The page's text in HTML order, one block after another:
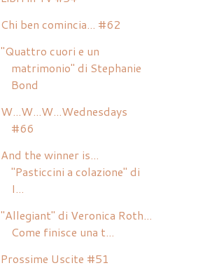
Chi ben comincia... #62
"Quattro cuori e un
matrimonio" di Stephanie
Bond
W...W...W...Wednesdays
#66
And the winner is...
"Pasticcini a colazione" di
I...
"Allegiant" di Veronica Roth...
Come finisce una t...
Prossime Uscite #51